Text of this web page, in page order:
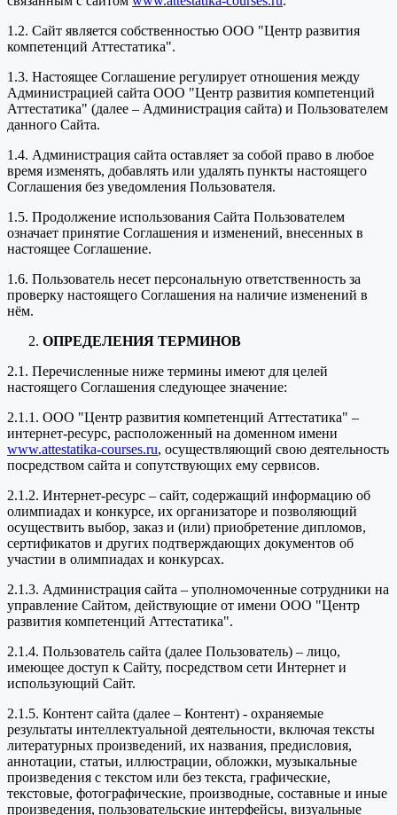
1.2. Сайт является собственностью ООО "Центр развития
компетенций Аттестатика".
1.3. Настоящее Соглашение регулирует отношения между
Администрацией сайта ООО "Центр развития компетенций
Аттестатика" (далее – Администрация сайта) и Пользователем
данного Сайта.
1.4. Администрация сайта оставляет за собой право в любое
время изменять, добавлять или удалять пункты настоящего
Соглашения без уведомления Пользователя.
1.5. Продолжение использования Сайта Пользователем
означает принятие Соглашения и изменений, внесенных в
настоящее Соглашение.
1.6. Пользователь несет персональную ответственность за
проверку настоящего Соглашения на наличие изменений в
нём.
ОПРЕДЕЛЕНИЯ ТЕРМИНОВ
2.1. Перечисленные ниже термины имеют для целей
настоящего Соглашения следующее значение:
2.1.1. ООО "Центр развития компетенций Аттестатика" –
интернет-ресурс, расположенный на доменном имени
www.attestatika-courses.ru, осуществляющий свою деятельность
посредством сайта и сопутствующих ему сервисов.
2.1.2. Интернет-ресурс – сайт, содержащий информацию об
олимпиадах и конкурсе, их организаторе и позволяющий
осуществить выбор, заказ и (или) приобретение дипломов,
сертификатов и других подтверждающих документов об
участии в олимпиадах и конкурсах.
2.1.3. Администрация сайта – уполномоченные сотрудники на
управление Сайтом, действующие от имени ООО "Центр
развития компетенций Аттестатика".
2.1.4. Пользователь сайта (далее Пользователь) – лицо,
имеющее доступ к Сайту, посредством сети Интернет и
использующий Сайт.
2.1.5. Контент сайта (далее – Контент) - охраняемые
результаты интеллектуальной деятельности, включая тексты
литературных произведений, их названия, предисловия,
аннотации, статьи, иллюстрации, обложки, музыкальные
произведения с текстом или без текста, графические,
текстовые, фотографические, производные, составные и иные
произведения, пользовательские интерфейсы, визуальные